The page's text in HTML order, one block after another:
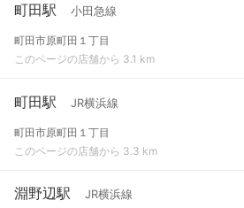
町田駅 小田急線
町田市原町田１丁目
このページの店舗から 3.1 km
町田駅 JR横浜線
町田市原町田１丁目
このページの店舗から 3.3 km
淵野辺駅 JR横浜線